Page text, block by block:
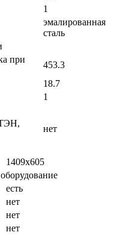
1
эмалированная
сталь
при
453.3
18.7
1
нет
1409x605
есть
нет
нет
нет